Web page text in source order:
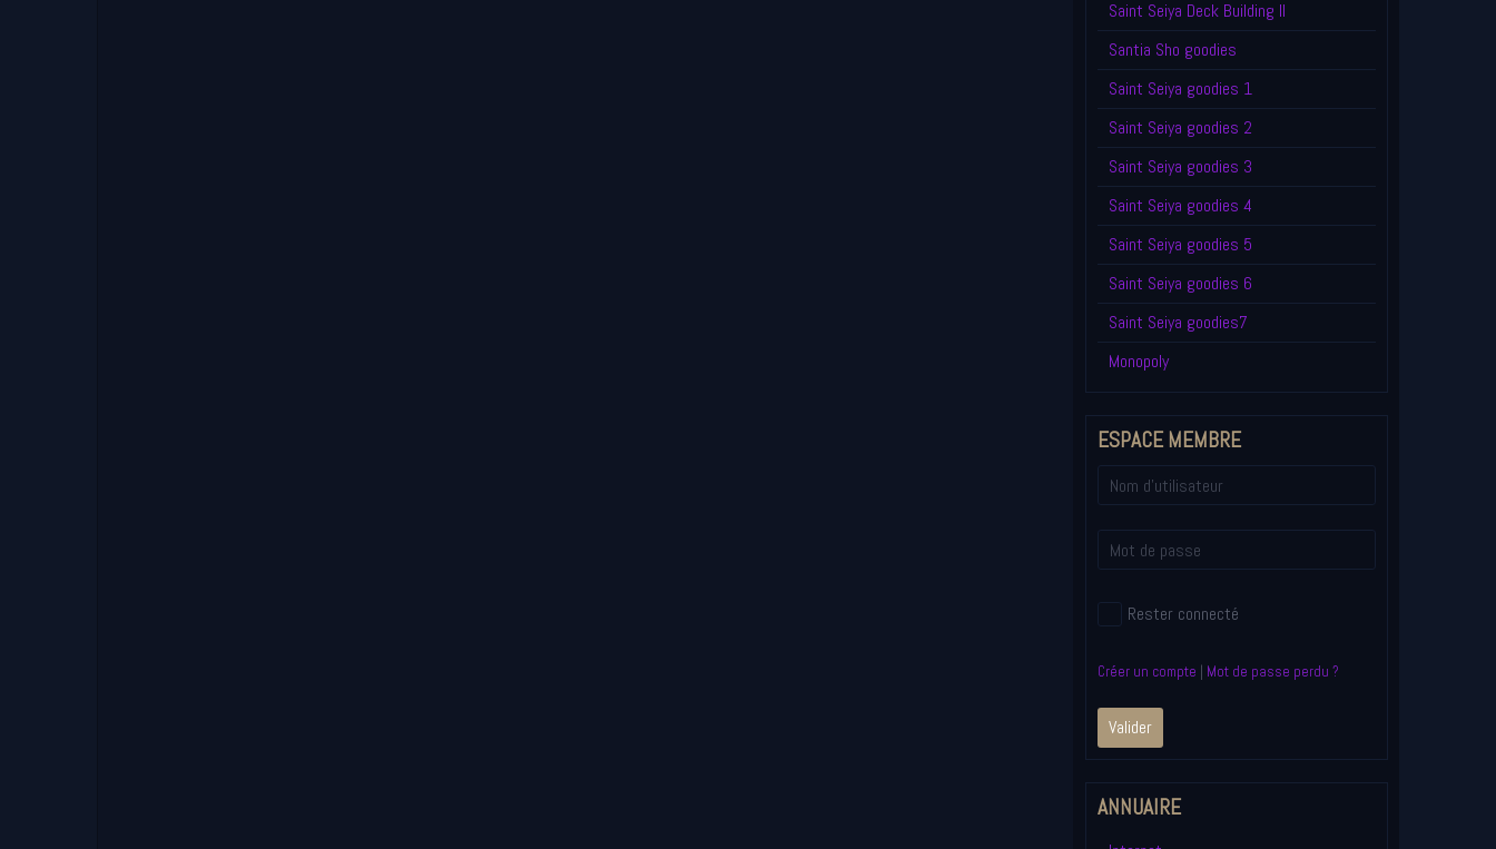
Saint Seiya Deck Building II
Santia Sho goodies
Saint Seiya goodies 1
Saint Seiya goodies 2
Saint Seiya goodies 3
Saint Seiya goodies 4
Saint Seiya goodies 5
Saint Seiya goodies 6
Saint Seiya goodies7
Monopoly
ESPACE MEMBRE
Rester connecté
Créer un compte | Mot de passe perdu ?
Valider
ANNUAIRE